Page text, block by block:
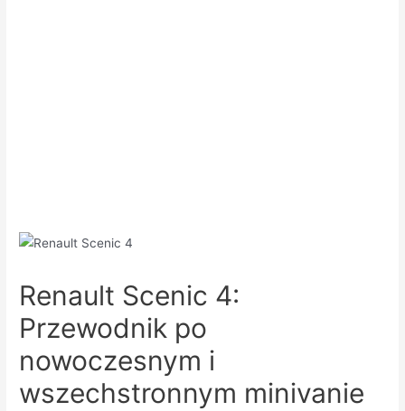
Renault Scenic 4:
Przewodnik po
nowoczesnym i
wszechstronnym minivanie